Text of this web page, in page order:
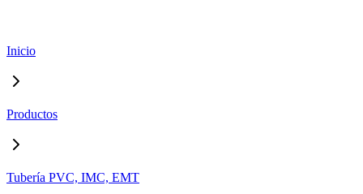
Inicio
Productos
Tubería PVC, IMC, EMT